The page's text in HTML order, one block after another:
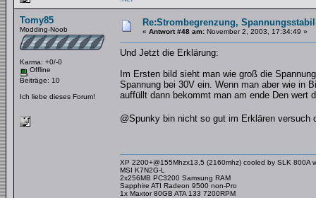
Tomy85
Modding-Noob
Karma: +0/-0
Offline
Beiträge: 10
Ich liebe dieses Forum!
Re:Strombegrenzung,
« Antwort #48 am: November 2, 2003, 17:34:49 »
Und Jetzt die Erklärung:
Im Ersten bild sieht man wie groß die
Spannung bei 30V ein. Wenn man aber wie in
auffüllt dann bekommt man am ende Den wert
@Spunky bin nicht so gut im Erklären
XP 2200+@155Mhzx13,5 (2160mhz) cooled by SLK 800A
MSI K7N2G-L
2x256MB PC3200 Samsung RAM
Sapphire ATI Radeon 9500 non-Pro
1x Maxtor 80GB ATA 133 7200RPM